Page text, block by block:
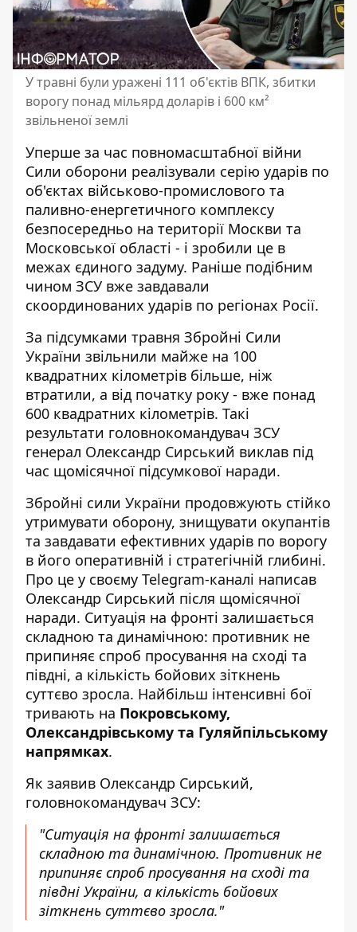
У травні були уражені 111 об'єктів ВПК, збитки
ворогу понад мільярд доларів і 600 км²
звільненої землі
Уперше за час повномасштабної війни
Сили оборони реалізували серію ударів по
об'єктах військово-промислового та
паливно-енергетичного комплексу
безпосередньо на території Москви та
Московської області - і зробили це в
межах єдиного задуму. Раніше подібним
чином ЗСУ вже завдавали
скоординованих ударів по регіонах Росії.
За підсумками травня Збройні Сили
України звільнили майже на 100
квадратних кілометрів більше, ніж
втратили, а від початку року - вже понад
600 квадратних кілометрів. Такі
результати головнокомандувач ЗСУ
генерал Олександр Сирський виклав під
час щомісячної підсумкової наради.
Збройні сили України продовжують стійко
утримувати оборону, знищувати окупантів
та завдавати ефективних ударів по ворогу
в його оперативній і стратегічній глибині.
Про це у своєму Telegram-каналі написав
Олександр Сирський після щомісячної
наради. Ситуація на фронті залишається
складною та динамічною: противник не
припиняє спроб просування на сході та
півдні, а кількість бойових зіткнень
суттєво зросла. Найбільш інтенсивні бої
тривають на Покровському,
Олександрівському та Гуляйпільському
напрямках.
Як заявив Олександр Сирський,
головнокомандувач ЗСУ:
"Ситуація на фронті залишається
складною та динамічною. Противник не
припиняє спроб просування на сході та
півдні України, а кількість бойових
зіткнень суттєво зросла."